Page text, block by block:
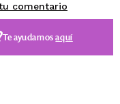
comentario
Te ayudamosaquí